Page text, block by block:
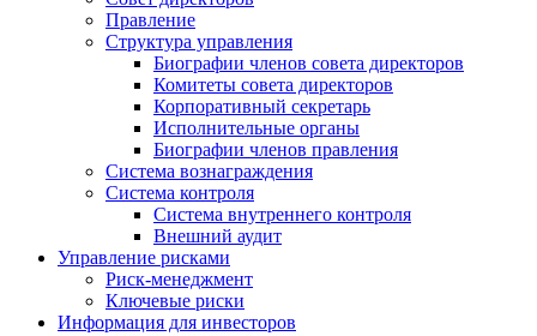
Правление
Структура управления
Биографии членов совета директоров
Комитеты совета директоров
Корпоративный секретарь
Исполнительные органы
Биографии членов правления
Система вознаграждения
Система контроля
Система внутреннего контроля
Внешний аудит
Управление рисками
Риск-менеджмент
Ключевые риски
Информация для инвесторов